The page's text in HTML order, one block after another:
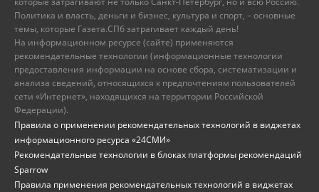
Политика и власть, деньги и бизнес, культура и спорт, – основные
темы, которые Газета.СПб затрагивает каждый день!
На информационном ресурсе (сайте) применяются
рекомендательные технологии (информационные технологии
предоставления информации на основе сбора, систематизации и
анализа сведений, относящихся к предпочтениям пользователей
сети «Интернет», находящихся на территории Российской
Федерации).
Правила о применении рекомендательных технологий в виджетах
информационного ресурса «24СМИ»
Рекомендательные технологии в блоках платформы рекомендаций
Sparrow
Правила применения рекомендательных технологий в виджетах